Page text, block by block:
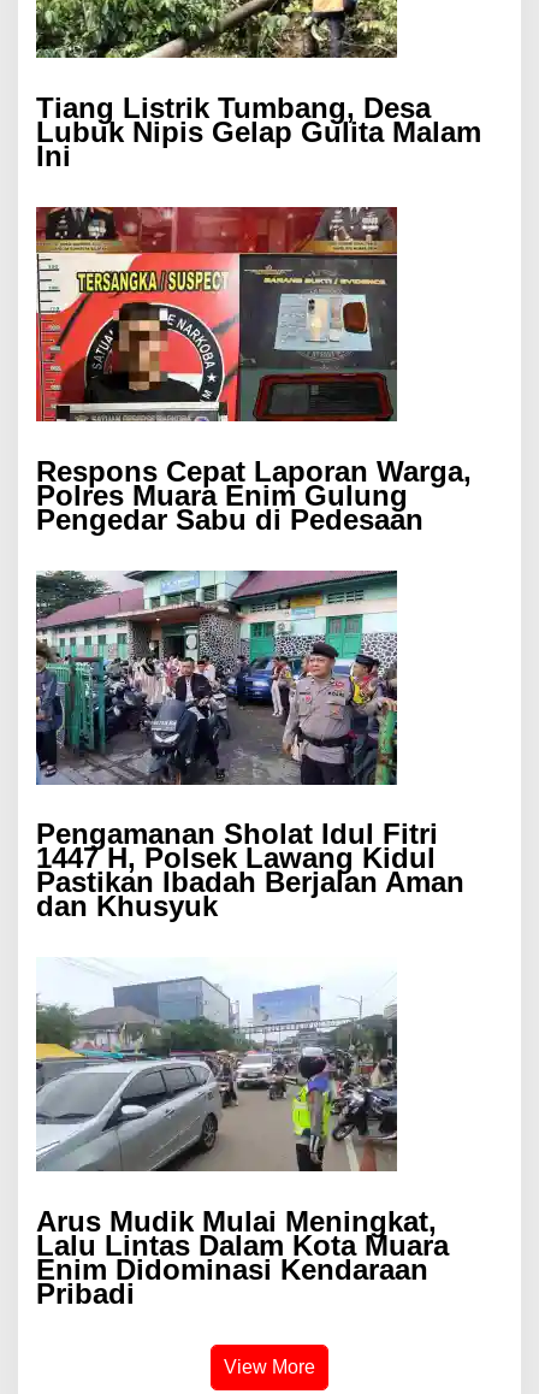
Tiang Listrik Tumbang, Desa
Lubuk Nipis Gelap Gulita Malam
Ini
Respons Cepat Laporan Warga,
Polres Muara Enim Gulung
Pengedar Sabu di Pedesaan
Pengamanan Sholat Idul Fitri
1447 H, Polsek Lawang Kidul
Pastikan Ibadah Berjalan Aman
dan Khusyuk
Arus Mudik Mulai Meningkat,
Lalu Lintas Dalam Kota Muara
Enim Didominasi Kendaraan
Pribadi
View More